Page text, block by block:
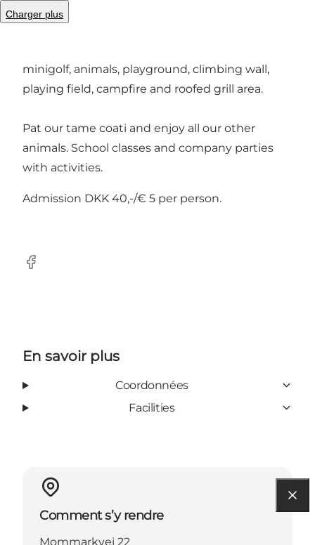
Charger plus
A great place for kids.
minigolf, animals, playground, climbing wall,
playing field, campfire and roofed grill area.
Pat our tame coati and enjoy all our other
animals. School classes and company parties
with activities.
Admission DKK 40,-/€ 5 per person.
Facebook
En savoir plus
Coordonnées
Facilities
Comment s’y rendre
Mommarkvej 22